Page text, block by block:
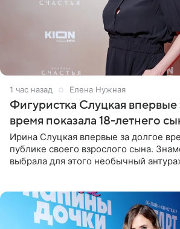
1 час назад Елена Нужная
Фигуристка Слуцкая впервые
время показала 18-летнего
Ирина Слуцкая впервые за долгое
публике своего взрослого сына.
выбрала для этого необычный